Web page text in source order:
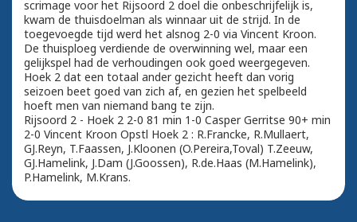
scrimage voor het Rijsoord 2 doel die onbeschrijfelijk is,
kwam de thuisdoelman als winnaar uit de strijd. In de
toegevoegde tijd werd het alsnog 2-0 via Vincent Kroon.
De thuisploeg verdiende de overwinning wel, maar een
gelijkspel had de verhoudingen ook goed weergegeven.
Hoek 2 dat een totaal ander gezicht heeft dan vorig
seizoen beet goed van zich af, en gezien het spelbeeld
hoeft men van niemand bang te zijn.
Rijsoord 2 - Hoek 2 2-0 81 min 1-0 Casper Gerritse 90+ min
2-0 Vincent Kroon Opstl Hoek 2 : R.Francke, R.Mullaert,
GJ.Reyn, T.Faassen, J.Kloonen (O.Pereira,Toval) T.Zeeuw,
GJ.Hamelink, J.Dam (J.Goossen), R.de.Haas (M.Hamelink),
P.Hamelink, M.Krans.